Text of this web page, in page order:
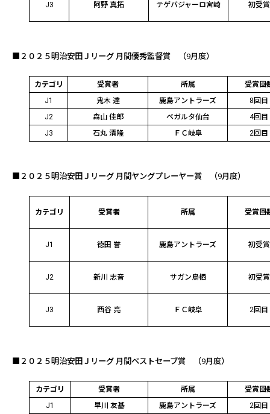
J3 阿野 真拓 テゲバジャーロ宮崎 初受賞
■２０２５明治安田Ｊリーグ 月間優秀監督賞 （9月度）
カテゴリ 受賞者 所属
受賞回
J1
鬼木 達 鹿島アントラーズ
8回目
J2
森山 佳郎 ベガルタ仙台
4回目
J3
石丸 清隆 ＦＣ岐阜 2回目
■２０２５明治安田Ｊリーグ 月間ヤングプレーヤー賞 （9月度）
カテゴリ 受賞者 所属 受賞回
J1 徳田 誉 鹿島アントラーズ 初受賞
J2 新川 志音 サガン鳥栖 初受賞
J3 西谷 亮 ＦＣ岐阜 2回目
■２０２５明治安田Ｊリーグ 月間ベストセーブ賞 （9月度）
カテゴリ 受賞者 所属
受賞回
J1
早川 友基 鹿島アントラーズ
2回目